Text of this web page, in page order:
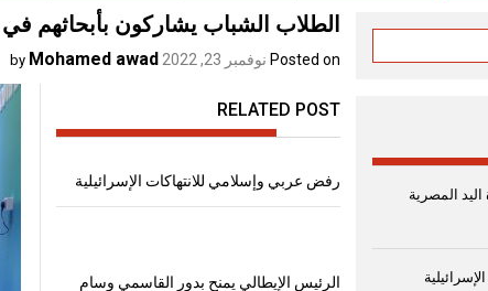
الطلاب الشباب يشاركون بأبحاثهم
Posted on نوفمبر 23, 2022 by
Mohamed awad
RELATED POST
رفض عربي وإسلامي للانتهاكات الإسرائيلية
الرئيس الإيطالي يمنح بدور القاسمي وسام
المصرية